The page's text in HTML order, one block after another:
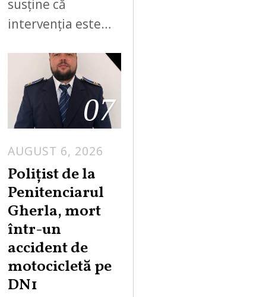
susține că
intervenția este…
07
AUGUST 6, 2026
Polițist de la
Penitenciarul
Gherla, mort
într-un
accident de
motocicletă pe
DN1